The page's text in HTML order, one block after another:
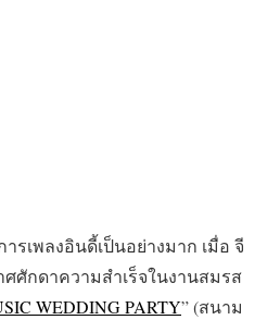
รเพลงอินดี้เป็นอย่างมาก เมื่อ จี
ศักดาความสำเร็จในงานสมรส
WEDDING PARTY” (สนาม